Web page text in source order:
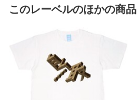
このレーベルのほかの商品